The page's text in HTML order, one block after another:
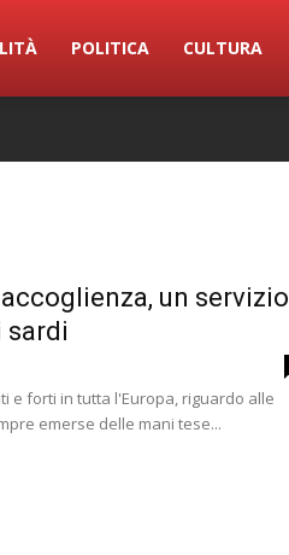
POLITICA CULTURA
un servizio
sardi
e forti in tutta l'Europa, riguardo alle
emerse delle mani tese...